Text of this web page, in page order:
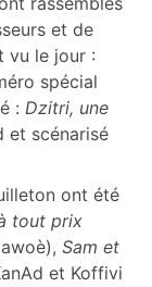
et de
vu le jour :
spécial
: Dzitri, une
et scénarisé
ont été
tout prix
Sam et
et Koffivi